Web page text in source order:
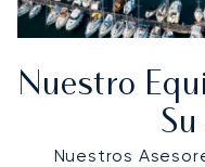
Nuestro
Nuestros